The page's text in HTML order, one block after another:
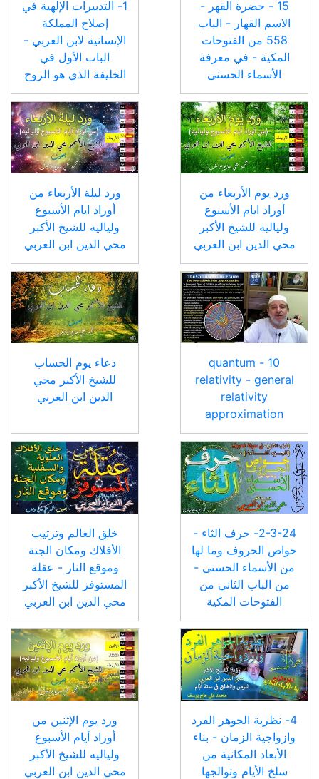
15 - حضرة القهر -
الاسم القهار - الباب
558 من الفتوحات
المكية - في معرفة
الأسماء الحسنى
1- التدبيرات الإلهية في
إصلاح المملكة
الإنسانية لابن العربي -
الباب الأول في
الخليفة الذي هو الروح
ورد يوم الأربعاء من
أوراد ايام الأسبوع
ولياليه للشيخ الأكبر
محي الدين ابن العربي
ورد ليلة الأربعاء من
أوراد ايام الأسبوع
ولياليه للشيخ الأكبر
محي الدين ابن العربي
10 - quantum
relativity - general
relativity
approximation
دعاء يوم الحساب
للشيخ الأكبر محي
الدين ابن العربي
2-3-24- حرف الثاء -
خواص الحروف وما لها
من الأسماء الحسنى -
من الباب الثاني من
الفتوحات المكية
خلق العالم وترتيب
الأفلاك ومكان الجنة
وموقع النار - عقلة
المستوفز للشيخ الأكبر
محي الدين ابن العربي
4- نظرية الجوهر الفرد
وازواجية الزمان - بناء
الأبعاد المكانية من
سلخ الأيام وتوالجها
ورد يوم الإثنين من
أوراد أيام الأسبوع
ولياليه للشيخ الأكبر
محي الدين ابن العربي